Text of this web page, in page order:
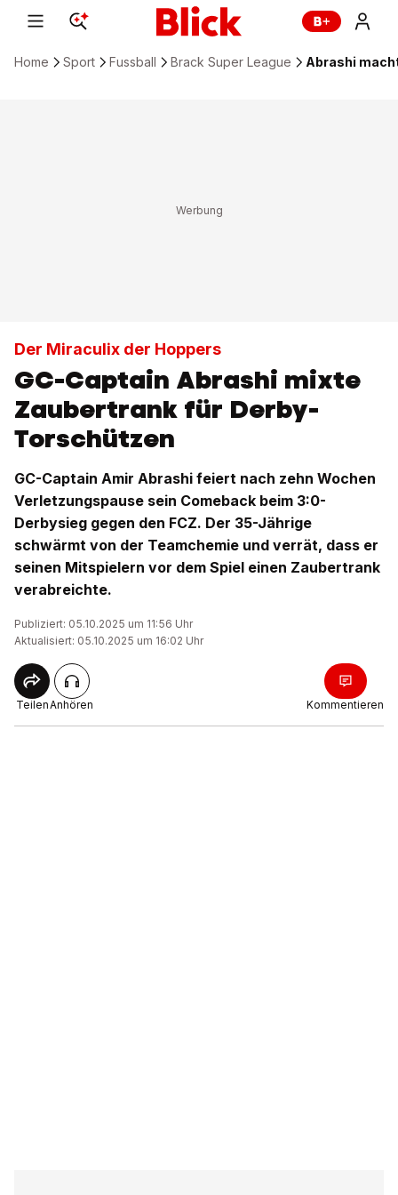
Home Sport Fussball Brack Super League Abrashi
Der Miraculix der Hoppers
GC-Captain Abrashi mixte
Zaubertrank für Derby-
Torschützen
GC-Captain Amir Abrashi feiert nach zehn Wochen
Verletzungspause sein Comeback beim 3:0-
Derbysieg gegen den FCZ. Der 35-Jährige
schwärmt von der Teamchemie und verrät, dass er
seinen Mitspielern vor dem Spiel einen Zaubertrank
verabreichte.
Publiziert: 05.10.2025 um 11:56 Uhr
Aktualisiert: 05.10.2025 um 16:02 Uhr
TeilenAnhören Kommentieren